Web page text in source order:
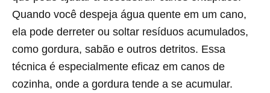
Quando você despeja água quente em um cano,
ela pode derreter ou soltar resíduos acumulados,
como gordura, sabão e outros detritos. Essa
técnica é especialmente eficaz em canos de
cozinha, onde a gordura tende a se acumular.